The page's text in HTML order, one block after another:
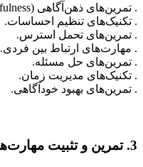
. تمرین‌های ذهن‌آگاهی (Mindfulness).
. تکنیک‌های تنظیم احساسات.
. تمرین‌های تحمل استرس.
. مهارت‌های ارتباط بین فردی.
. تمرین‌های حل مسئله.
. تکنیک‌های مدیریت زمان.
. تمرین‌های بهبود خودآگاهی.
3. تمرین و تثبیت مهارت‌ها در رفتاردرمانی دیالکتیکی